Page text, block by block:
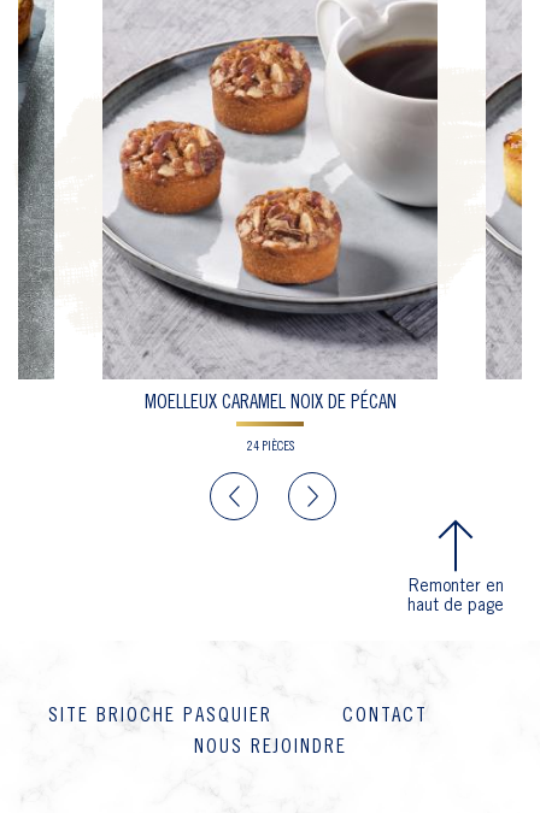
MOELLEUX CARAMEL NOIX DE PÉCAN
24 PIÈCES
Remonter en
haut de page
SITE BRIOCHE PASQUIER
CONTACT
NOUS REJOINDRE